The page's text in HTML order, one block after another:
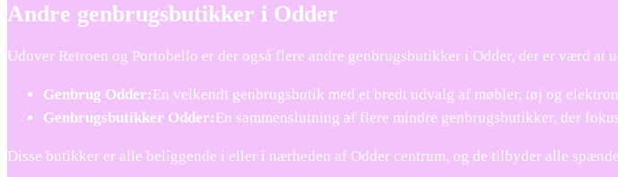
Andre genbrugsbutikker i Odder
Udover Retroen og Portobello er der også flere andre genbrugsbutikker i Odder, der er værd at
Genbrug Odder:En velkendt genbrugsbutik med et bredt udvalg af møbler, tøj og
Genbrugsbutikker Odder:En sammenslutning af flere mindre genbrugsbutikker, der
Disse butikker er alle beliggende i eller i nærheden af Odder centrum, og de tilbyder alle